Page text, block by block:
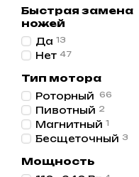
Быстрая замена
ножей
Да 13
Нет 47
Тип мотора
Роторный 66
Пивотный 2
Магнитный 1
Бесщеточный 3
Мощность